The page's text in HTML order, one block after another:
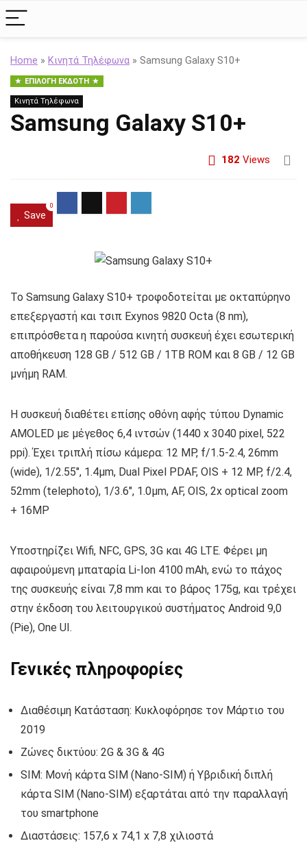
Home » Κινητά Τηλέφωνα » Samsung Galaxy S10+
ΕΠΙΛΟΓΉ ΕΚΔΌΤΗ
Κινητά Τηλέφωνα
Samsung Galaxy S10+
182 Views
Save
0
Το Samsung Galaxy S10+ τροφοδοτείται με οκταπύρηνο
επεξεργαστή και τσιπ Exynos 9820 Octa (8 nm),
επιπρόσθετα η παρούσα κινητή συσκευή έχει εσωτερική
αποθήκευση 128 GB / 512 GB / 1TB ROM και 8 GB / 12 GB
μνήμη RAM.
Η συσκευή διαθέτει επίσης οθόνη αφής τύπου Dynamic
AMOLED με μέγεθος 6,4 ιντσών (1440 x 3040 pixel, 522
ppi). Έχει τριπλή πίσω κάμερα: 12 MP, f/1.5-2.4, 26mm
(wide), 1/2.55″, 1.4µm, Dual Pixel PDAF, OIS + 12 MP, f/2.4,
52mm (telephoto), 1/3.6″, 1.0µm, AF, OIS, 2x optical zoom
+ 16MP
Υποστηρίζει Wifi, NFC, GPS, 3G και 4G LTE. Φέρει μη
αφαιρούμενη μπαταρία Li-Ion 4100 mAh, ενώ το πάχος
της συσκευής είναι 7,8 mm και το βάρος 175g, και τρέχει
στην έκδοση του λειτουργικού συστήματος Android 9,0
(Pie), One UI.
Γενικές πληροφορίες
Διαθέσιμη Κατάσταση: Κυκλοφόρησε τον Μάρτιο του
2019
Ζώνες δικτύου: 2G & 3G & 4G
SIM: Μονή κάρτα SIM (Nano-SIM) ή Υβριδική διπλή
κάρτα SIM (Nano-SIM) εξαρτάται από την παραλλαγή
του smartphone
Διαστάσεις: 157,6 x 74,1 x 7,8 χιλιοστά